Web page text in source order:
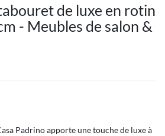
de luxe en rotin
- Meubles de salon &
Padrino apporte une touche de luxe à